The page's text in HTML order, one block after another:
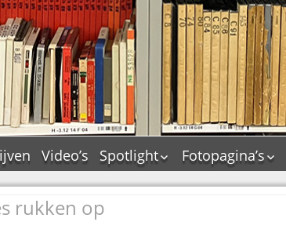
Video’s
Spotlight
De Tourflitsjingle –
Fotopagina’s
JAM in pictures
rukken op